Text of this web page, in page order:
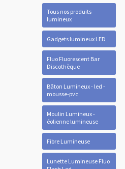
Tous nos produits
lumineux
Gadgets lumineux LED
Fluo Fluorescent Bar
Discothèque
Bâton Lumineux - led -
mousse-pvc
Moulin Lumineux -
éolienne lumineuse
Fibre Lumineuse
Lunette Lumineuse Fluo